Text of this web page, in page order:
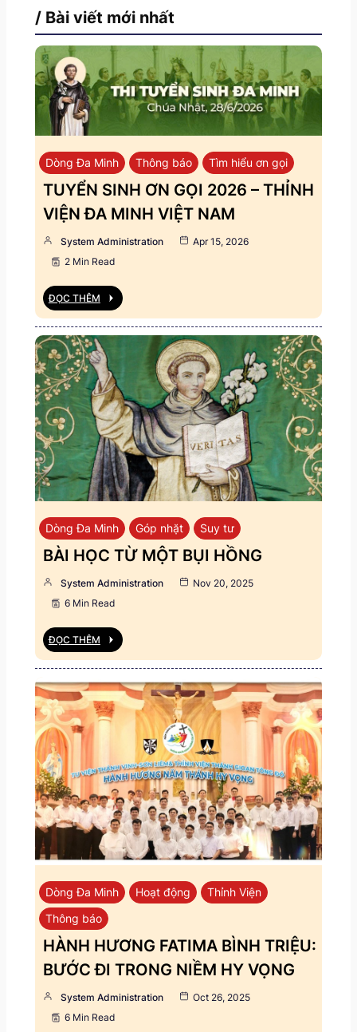
/ Bài viết mới nhất
Dòng Đa Minh Thông báo Tìm hiểu ơn gọi
TUYỂN SINH ƠN GỌI 2026 – THỈNH
VIỆN ĐA MINH VIỆT NAM
System Administration
Apr 15, 2026
2 Min Read
ĐỌC THÊM
Dòng Đa Minh Góp nhặt Suy tư
BÀI HỌC TỪ MỘT BỤI HỒNG
System Administration
Nov 20, 2025
6 Min Read
ĐỌC THÊM
Dòng Đa Minh Hoạt động
Thỉnh Viện
Thông báo
HÀNH HƯƠNG FATIMA BÌNH TRIỆU:
BƯỚC ĐI TRONG NIỀM HY VỌNG
System Administration
Oct 26, 2025
6 Min Read